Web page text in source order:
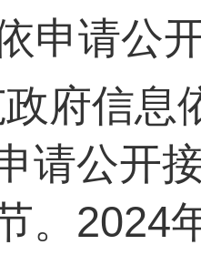
申请公
府信息
请公开
。2024